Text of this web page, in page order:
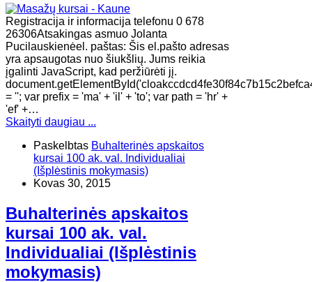
Registracija ir informacija telefonu 0 678
26306Atsakingas asmuo Jolanta
Pucilauskienėel. paštas: Šis el.pašto adresas
yra apsaugotas nuo šiukšlių. Jums reikia
įgalinti JavaScript, kad peržiūrėti jį.
= ''; var prefix = 'ma' + 'il' + 'to'; var path = 'hr' +
'ef' +…
Skaityti daugiau ...
Paskelbtas Buhalterinės apskaitos
kursai 100 ak. val. Individualiai
(Išplėstinis mokymasis)
Kovas 30, 2015
Buhalterinės apskaitos
kursai 100 ak. val.
Individualiai (Išplėstinis
mokymasis)